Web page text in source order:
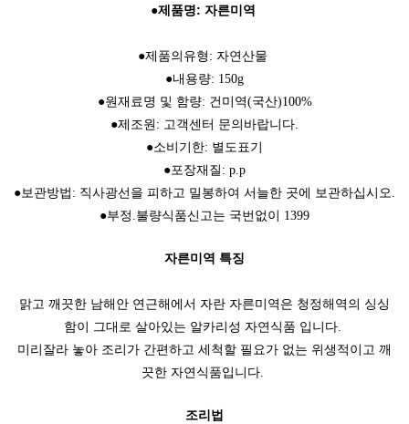
●제품명: 자른미역
●제품의유형: 자연산물
●내용량: 150g
●원재료명 및 함량: 건미역(국산)100%
●제조원: 고객센터 문의바랍니다.
●소비기한: 별도표기
●포장재질: p.p
●보관방법: 직사광선을 피하고 밀봉하여 서늘한 곳에 보관하십시오.
●부정.불량식품신고는 국번없이 1399
자른미역 특징
맑고 깨끗한 남해안 연근해에서 자란 자른미역은 청정해역의 싱싱
함이 그대로 살아있는 알카리성 자연식품 입니다.
미리잘라 놓아 조리가 간편하고 세척할 필요가 없는 위생적이고 깨
끗한 자연식품입니다.
조리법